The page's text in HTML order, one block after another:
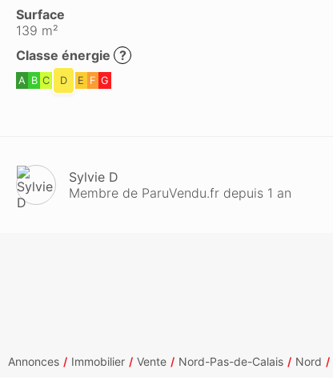
Surface
139 m²
Classe énergie ?
A B C D E F G
Sylvie D
Membre de ParuVendu.fr depuis 1 an
Annonces Immobilier Vente Nord-Pas-de-Calais Nord